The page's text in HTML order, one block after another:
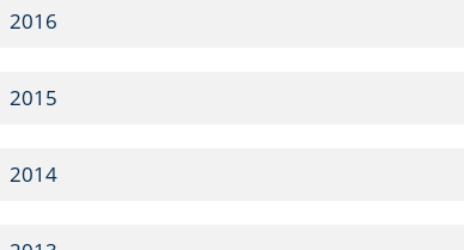
2016
2015
2014